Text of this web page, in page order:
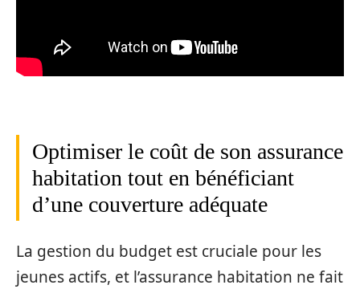
Optimiser le coût de son assurance
habitation tout en bénéficiant
d’une couverture adéquate
La gestion du budget est cruciale pour les
jeunes actifs, et l’assurance habitation ne fait